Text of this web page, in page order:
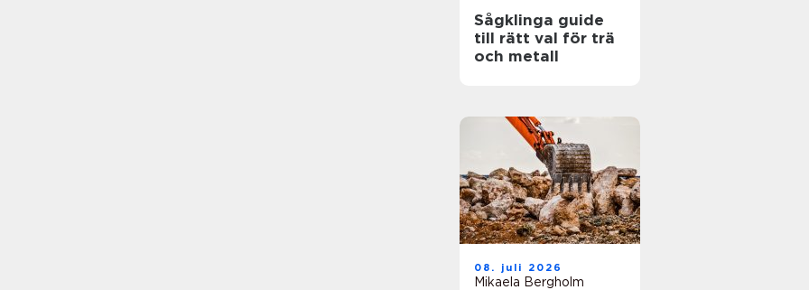
Sågklinga guide
till rätt val för trä
och metall
08. juli 2026
Mikaela Bergholm